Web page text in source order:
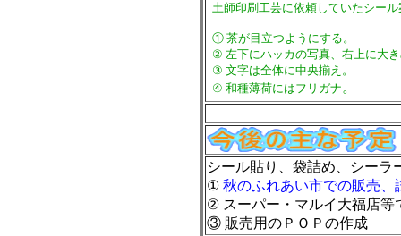
土師印刷工芸に依頼していたシー
① 茶が目立つようにする。
② 左下にハッカの写真、右上に大
③ 文字は全体に中央揃え。
④ 和種薄荷にはフリガナ 。
シール貼り、袋詰め、シーラ
① 秋のふれあい市での販売、
② スーパー・マルイ大福店等
③ 販売用のＰＯＰの作成